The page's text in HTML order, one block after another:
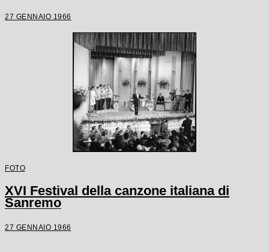
27 GENNAIO 1966
FOTO
XVI Festival della canzone italiana di
Sanremo
27 GENNAIO 1966